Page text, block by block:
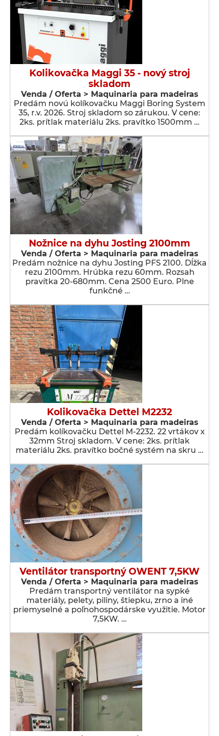
Kolikovačka Maggi 35 - nový stroj
skladom
Venda / Oferta > Maquinaria para madeiras
Predám novú kolíkovačku Maggi Boring System
35, r.v. 2026. Stroj skladom so zárukou. V cene:
2ks. prítlak materiálu 2ks. pravítko 1500mm …
Nožnice na dyhu Josting 2100mm
Venda / Oferta > Maquinaria para madeiras
Predám nožnice na dyhu Josting PFS 2100. Dĺžka
rezu 2100mm. Hrúbka rezu 60mm. Rozsah
pravítka 20-680mm. Cena 2500 Euro. Plne
funkčné …
Kolikovačka Dettel M2232
Venda / Oferta > Maquinaria para madeiras
Predám kolíkovačku Dettel M-2232. 22 vrtákov x
32mm Stroj skladom. V cene: 2ks. prítlak
materiálu 2ks. pravítko bočné systém na skru …
Ventilátor transportný OWENT 7,5KW
Venda / Oferta > Maquinaria para madeiras
Predám transportný ventilátor na sypké
materiály, pelety, piliny, štiepku, zrno a iné
priemyselné a poľnohospodárske využitie. Motor
7,5KW. …